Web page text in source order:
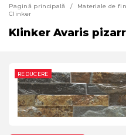
Pagină principală Materiale de
Clinker
Klinker Avaris
REDUCERE